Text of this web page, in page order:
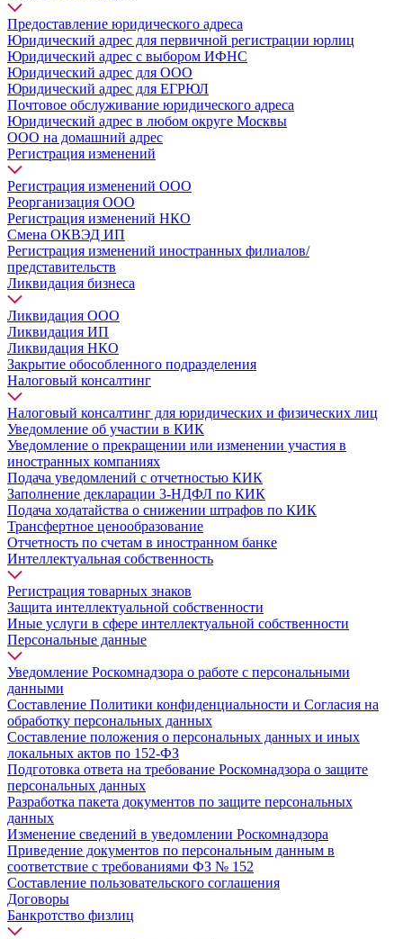
Предоставление юридического адреса
Юридический адрес для первичной регистрации юрлиц
Юридический адрес с выбором ИФНС
Юридический адрес для ООО
Юридический адрес для ЕГРЮЛ
Почтовое обслуживание юридического адреса
Юридический адрес в любом округе Москвы
ООО на домашний адрес
Регистрация изменений
Регистрация изменений ООО
Реорганизация ООО
Регистрация изменений НКО
Смена ОКВЭД ИП
Регистрация изменений иностранных филиалов/
представительств
Ликвидация бизнеса
Ликвидация ООО
Ликвидация ИП
Ликвидация НКО
Закрытие обособленного подразделения
Налоговый консалтинг
Налоговый консалтинг для юридических и физических лиц
Уведомление об участии в КИК
Уведомление о прекращении или изменении участия в
иностранных компаниях
Подача уведомлений с отчетностью КИК
Заполнение декларации 3-НДФЛ по КИК
Подача ходатайства о снижении штрафов по КИК
Трансфертное ценообразование
Отчетность по счетам в иностранном банке
Интеллектуальная собственность
Регистрация товарных знаков
Защита интеллектуальной собственности
Иные услуги в сфере интеллектуальной собственности
Персональные данные
Уведомление Роскомнадзора о работе с персональными
данными
Составление Политики конфиденциальности и Согласия на
обработку персональных данных
Составление положения о персональных данных и иных
локальных актов по 152-ФЗ
Подготовка ответа на требование Роскомнадзора о защите
персональных данных
Разработка пакета документов по защите персональных
данных
Изменение сведений в уведомлении Роскомнадзора
Приведение документов по персональным данным в
соответствие с требованиями ФЗ № 152
Составление пользовательского соглашения
Договоры
Банкротство физлиц